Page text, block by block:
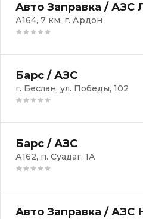
Авто Заправка / АЗС
А164, 7 км, г. Ардон
Барс / АЗС
г. Беслан, ул. Победы, 102
Барс / АЗС
А162, п. Суадаг, 1А
Авто Заправка / АЗС